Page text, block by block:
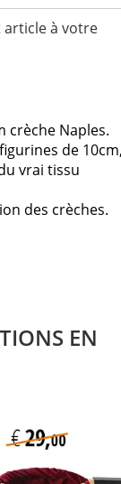
article à votre
crèche Naples.
de
vrai tissu
des crèches.
EN